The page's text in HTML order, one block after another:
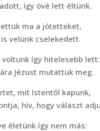
így övé lett éltünk.
ma a jótetteket,
is velünk cselekedett.
így hitelesebb lett:
Jézust mutattuk meg.
mit Istentől kapunk,
hív, hogy választ
életünk így nem más: